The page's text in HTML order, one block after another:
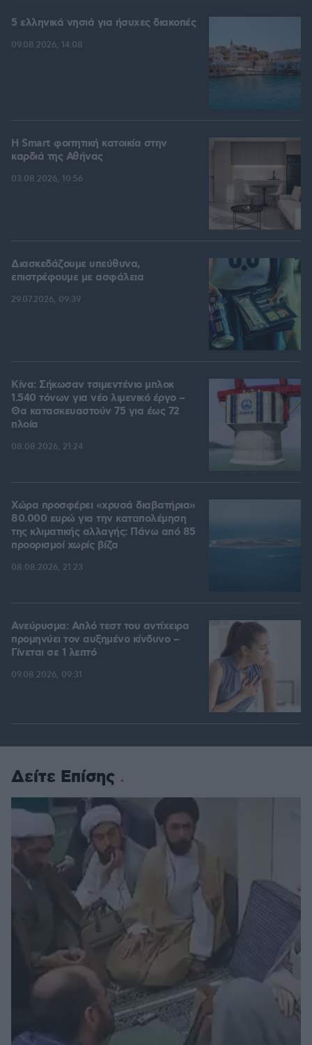
5 ελληνικά νησιά για ήσυχες διακοπές
09.08.2026, 14:08
Η Smart φοιτητική κατοικία στην
καρδιά της Αθήνας
03.08.2026, 10:56
Διασκεδάζουμε υπεύθυνα,
επιστρέφουμε με ασφάλεια
29.07.2026, 09:39
Κίνα: Σήκωσαν τσιμεντένιο μπλοκ
1.540 τόνων για νέο λιμενικό έργο –
Θα κατασκευαστούν 75 για έως 72
πλοία
08.08.2026, 21:24
Χώρα προσφέρει «χρυσά διαβατήρια»
80.000 ευρώ για την καταπολέμηση
της κλιματικής αλλαγής: Πάνω από 85
προορισμοί χωρίς βίζα
08.08.2026, 21:23
Ανεύρυσμα: Απλό τεστ του αντίχειρα
προμηνύει τον αυξημένο κίνδυνο –
Γίνεται σε 1 λεπτό
09.08.2026, 09:31
Δείτε Επίσης